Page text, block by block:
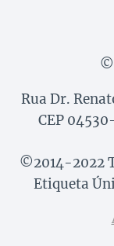
©
Rua Dr.
CEP
©2014-2022
Etiqueta